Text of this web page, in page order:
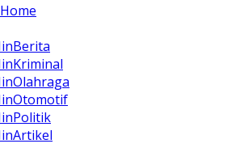
Home
Berita
Kriminal
Olahraga
Otomotif
Politik
Artikel